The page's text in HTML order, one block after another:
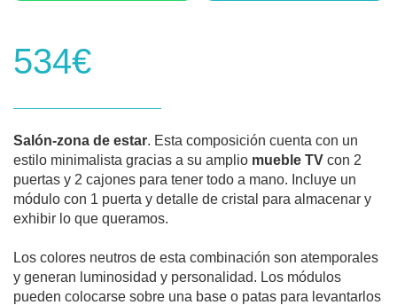
534€
Salón-zona de estar. Esta composición cuenta con un
estilo minimalista gracias a su amplio mueble TV con 2
puertas y 2 cajones para tener todo a mano. Incluye un
módulo con 1 puerta y detalle de cristal para almacenar y
exhibir lo que queramos.
Los colores neutros de esta combinación son atemporales
y generan luminosidad y personalidad. Los módulos
pueden colocarse sobre una base o patas para levantarlos